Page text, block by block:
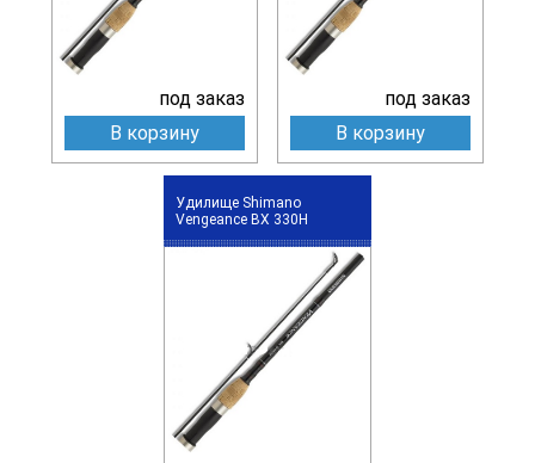
под заказ
В корзину
под заказ
В корзину
Удилище Shimano
Vengeance BX 330H